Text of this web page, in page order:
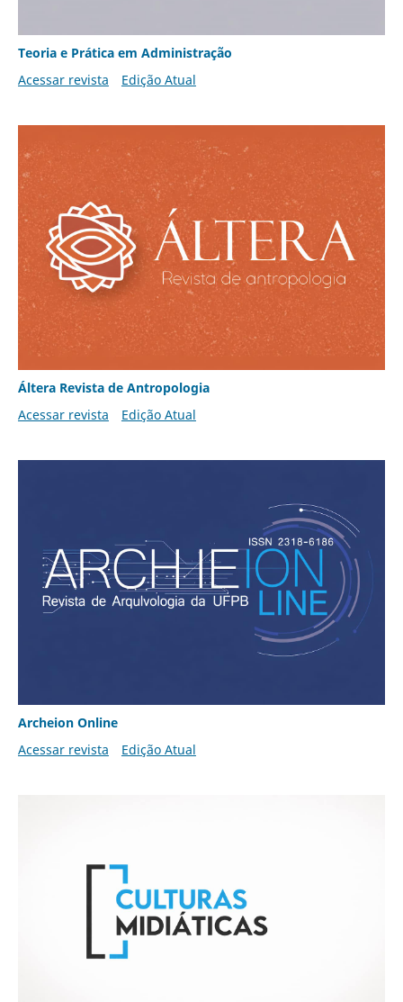
Teoria e Prática em Administração
Acessar revista
Edição Atual
Áltera Revista de Antropologia
Acessar revista
Edição Atual
Archeion Online
Acessar revista
Edição Atual